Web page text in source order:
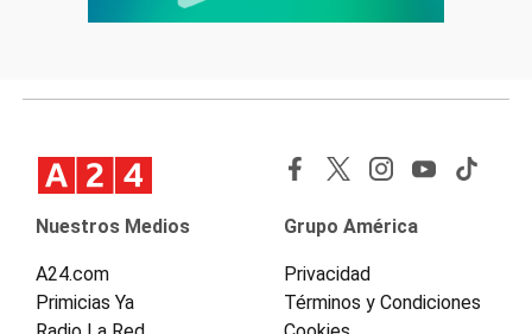
Nuestros Medios
A24.com
Primicias Ya
Grupo América
Privacidad
Términos y Condiciones